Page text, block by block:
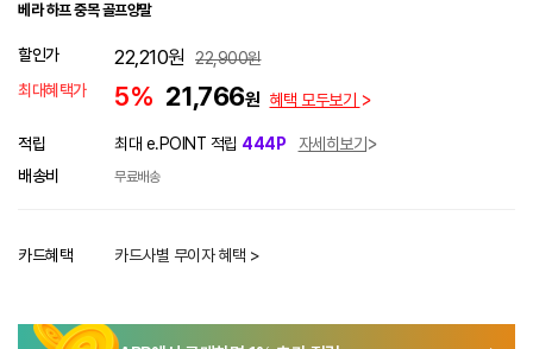
베라 하프 중목 골프양말
할인가 22,210원 22,900원
최대혜택가
5% 21,766원 혜택 모두보기
적립 최대 e.POINT 적립 444P
자세히보기
배송비
무료배송
카드혜택 카드사별 무이자 혜택 >